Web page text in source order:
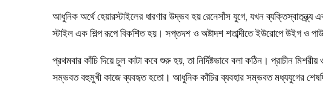
আধুনিক অর্থে হেয়ারস্টাইলের ধারণার উদ্ভব হয় রেনেসাঁস যুগে, যখন
স্টাইল এক শিল্প রূপে বিকশিত হয়। সপ্তদশ ও অষ্টাদশ শতাব্দীতে ইউরোপে উইগ ও
প্রথমবার কাঁচি দিয়ে চুল কাটা কবে শুরু হয়, তা নির্দিষ্টভাবে বলা কঠিন। প্রাচীন
সম্ভবত বহুমুখী কাজে ব্যবহৃত হতো। আধুনিক কাঁচির ব্যবহার সম্ভবত মধ্যযুগের